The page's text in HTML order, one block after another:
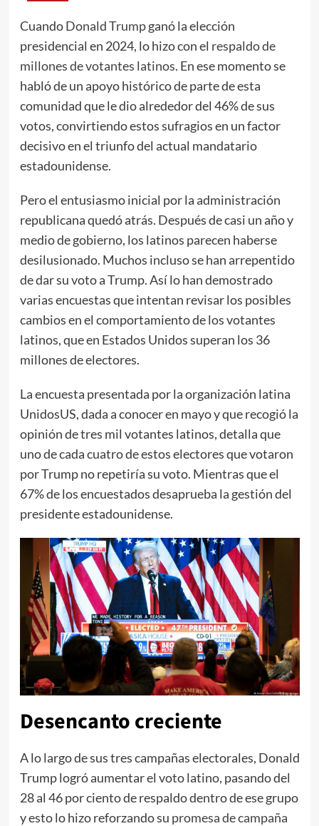
CuandoDonald Trumpganó la elección
presidencial en 2024, lo hizo con el respaldo de
millones de votantes latinos. En ese momento se
habló de un apoyo histórico de parte de esta
comunidad que le dio alrededor del 46% de sus
votos, convirtiendo estos sufragios en un factor
decisivo en el triunfo del actual mandatario
estadounidense.
Pero el entusiasmo inicial por la administración
republicana quedó atrás. Después de casi un año y
medio de gobierno, los latinos parecen haberse
desilusionado. Muchos incluso se han arrepentido
de dar su voto a Trump. Así lo han demostrado
varias encuestas que intentan revisar los posibles
cambios en el comportamiento de los votantes
latinos, que en Estados Unidos superan los 36
millones de electores.
La encuesta presentada por la organización latina
UnidosUS, dada a conocer en mayo y que recogió la
opinión de tres mil votantes latinos, detalla que
uno de cada cuatro de estos electores que votaron
por Trump no repetiría su voto. Mientras que el
67% de los encuestados desaprueba la gestión del
presidente estadounidense.
Desencanto creciente
A lo largo de sus tres campañas electorales, Donald
Trump logró aumentar el voto latino, pasando del
28 al 46 por ciento de respaldo dentro de ese grupo
y esto lo hizo reforzando su promesa de campaña